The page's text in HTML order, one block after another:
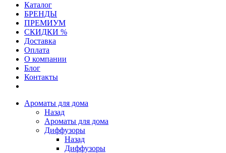
Каталог
БРЕНДЫ
ПРЕМИУМ
СКИДКИ %
Доставка
Оплата
О компании
Блог
Контакты
Ароматы для дома
Назад
Ароматы для дома
Диффузоры
Назад
Диффузоры